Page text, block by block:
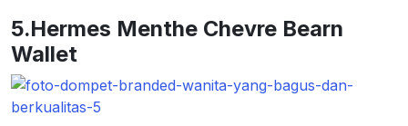
5.Hermes Menthe Chevre Bearn
Wallet